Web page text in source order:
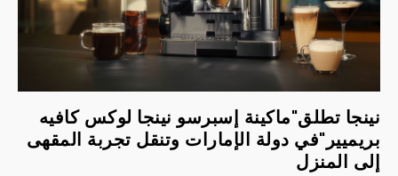
نينجا تطلق"ماكينة إسبرسو نينجا لوكس كافيه
بريميير"في دولة الإمارات وتنقل تجربة المقهى
إلى المنزل